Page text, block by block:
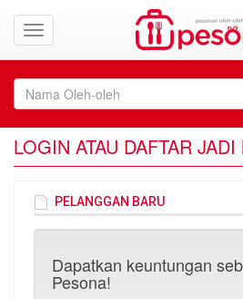
LOGIN ATAU DAFTAR
PELANGGAN BARU
Dapatkan keuntungan
Pesona!